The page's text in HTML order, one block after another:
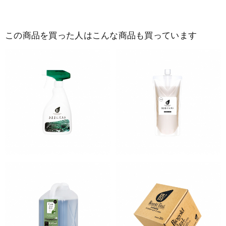
この商品を買った人はこんな商品も買っています